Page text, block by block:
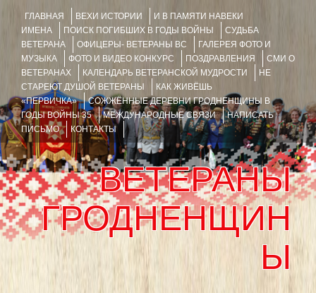
ГЛАВНАЯ ВЕХИ ИСТОРИИ
И В ПАМЯТИ НАВЕКИ
ИМЕНА
ПОИСК ПОГИБШИХ В ГОДЫ ВОЙНЫ
СУДЬБА
ВЕТЕРАНА
ОФИЦЕРЫ- ВЕТЕРАНЫ ВС
ГАЛЕРЕЯ ФОТО И
МУЗЫКА
ФОТО И ВИДЕО КОНКУРС ПОЗДРАВЛЕНИЯ
СМИ О
ВЕТЕРАНАХ
КАЛЕНДАРЬ ВЕТЕРАНСКОЙ МУДРОСТИ
НЕ
СТАРЕЮТ ДУШОЙ ВЕТЕРАНЫ
КАК ЖИВЁШЬ
«ПЕРВИЧКА»
СОЖЖЁННЫЕ ДЕРЕВНИ ГРОДНЕНЩИНЫ В
ГОДЫ ВОЙНЫ 35
МЕЖДУНАРОДНЫЕ СВЯЗИ
НАПИСАТЬ
ПИСЬМО
КОНТАКТЫ
ВЕТЕРАНЫ
ГРОДНЕНЩИН
Ы